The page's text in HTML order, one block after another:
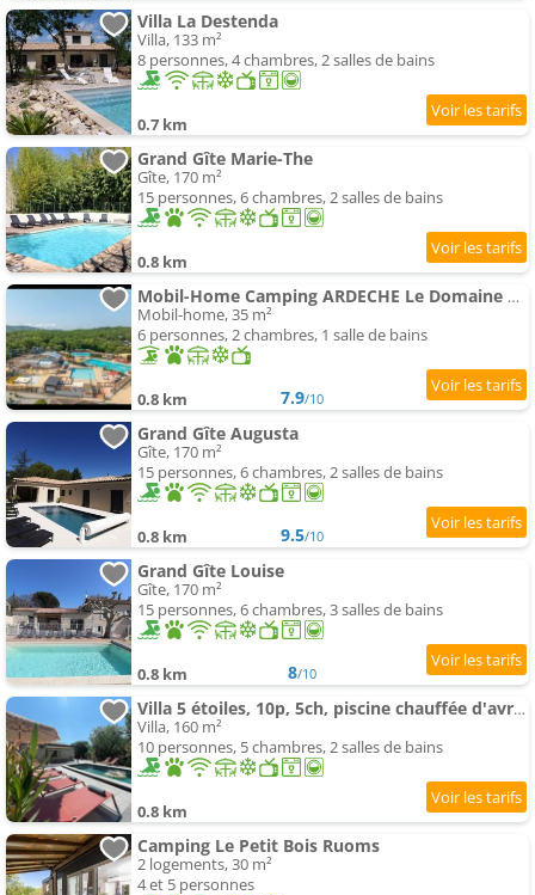
Villa La Destenda
Villa, 133 m²
8 personnes, 4 chambres, 2 salles de bains
0.7 km
Grand Gîte Marie-The
Gîte, 170 m²
15 personnes, 6 chambres, 2 salles de bains
0.8 km
Mobil-Home Camping ARDECHE Le Domaine de Chaussy
Mobil-home, 35 m²
6 personnes, 2 chambres, 1 salle de bains
0.8 km 7.9/10
Grand Gîte Augusta
Gîte, 170 m²
15 personnes, 6 chambres, 2 salles de bains
0.8 km 9.5/10
Grand Gîte Louise
Gîte, 170 m²
15 personnes, 6 chambres, 3 salles de bains
0.8 km 8/10
Villa 5 étoiles, 10p, 5ch, piscine chauffée d'avril à octobre inclus 'CASA FAMILIA'
Villa, 160 m²
10 personnes, 5 chambres, 2 salles de bains
0.8 km
Camping Le Petit Bois Ruoms
2 logements, 30 m²
4 et 5 personnes